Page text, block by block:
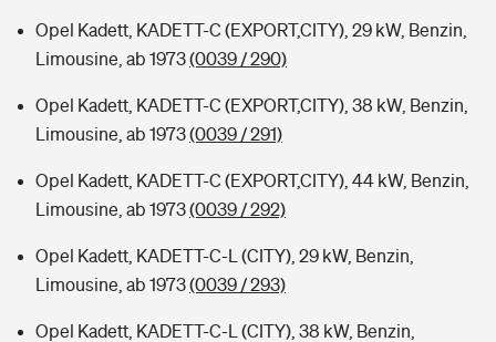
Opel Kadett, KADETT-C (EXPORT,CITY), 29 kW, Benzin,
Limousine, ab 1973(0039 / 290)
Opel Kadett, KADETT-C (EXPORT,CITY), 38 kW, Benzin,
Limousine, ab 1973(0039 / 291)
Opel Kadett, KADETT-C (EXPORT,CITY), 44 kW, Benzin,
Limousine, ab 1973(0039 / 292)
Opel Kadett, KADETT-C-L (CITY), 29 kW, Benzin,
Limousine, ab 1973(0039 / 293)
Opel Kadett, KADETT-C-L (CITY), 38 kW, Benzin,